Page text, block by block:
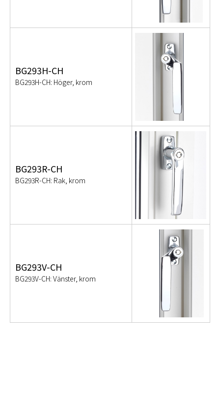
BG293H-CH
BG293H-CH: Höger, krom
BG293R-CH
BG293R-CH: Rak, krom
BG293V-CH
BG293V-CH: Vänster, krom